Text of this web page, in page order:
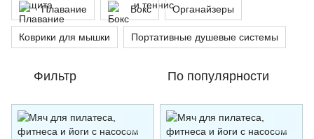
Плавание Бокс Органайзеры
Коврики для мышки Портативные душевые системы
Фильтр По популярности